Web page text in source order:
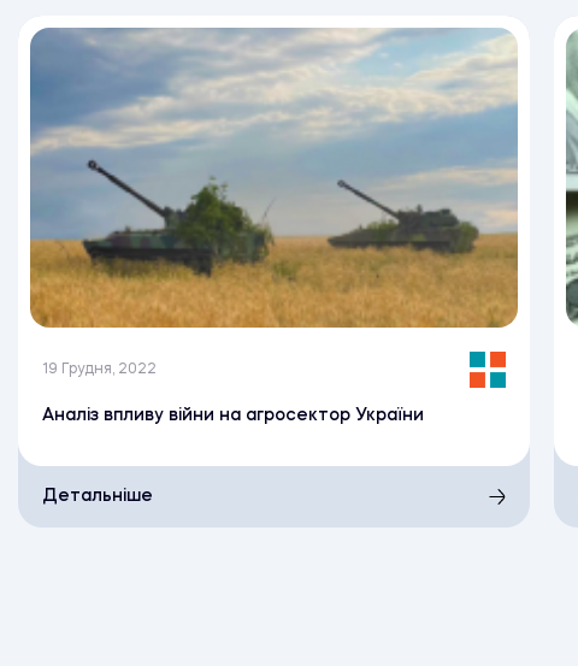
19 Грудня, 2022
Аналіз впливу війни на агросектор України
Детальніше